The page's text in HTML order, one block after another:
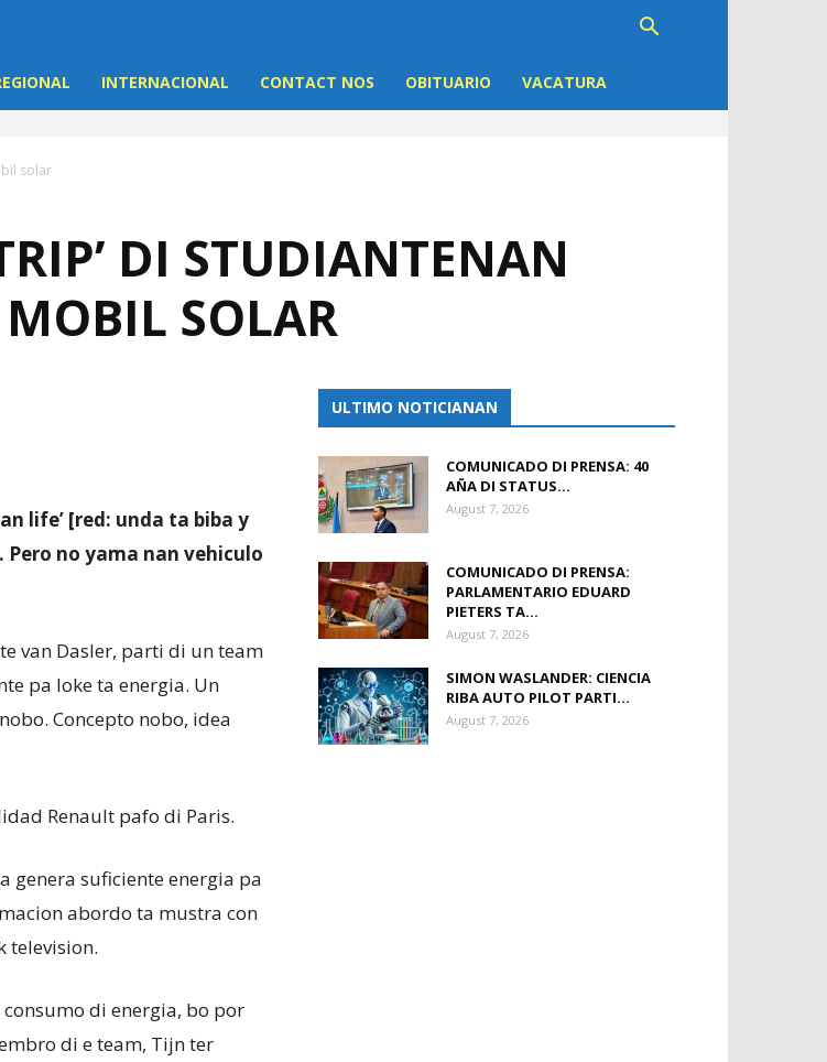
INTERNACIONAL CONTACT NOS OBITUARIO VACATURA
solar
DI STUDIANTENAN
SOLAR
life’ [red: unda ta biba y
no yama nan vehiculo
van Dasler, parti di un team
pa loke ta energia. Un
Concepto nobo, idea
Renault pafo di Paris.
genera suficiente energia pa
abordo ta mustra con
television.
di energia, bo por
di e team, Tijn ter
ULTIMO NOTICIANAN
COMUNICADO DI PRENSA: 40
AÑA DI STATUS...
August 7, 2026
COMUNICADO DI PRENSA:
PARLAMENTARIO EDUARD
PIETERS TA...
August 7, 2026
SIMON WASLANDER: CIENCIA
RIBA AUTO PILOT PARTI...
August 7, 2026